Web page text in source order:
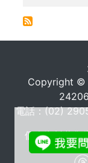
Copyright ©
電話：(02)
個人資料蒐集